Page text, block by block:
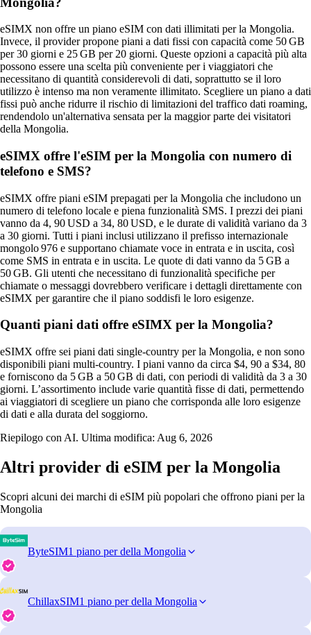
eSIMX non offre un piano eSIM con dati illimitati per la Mongolia.
Invece, il provider propone piani a dati fissi con capacità come 50 GB
per 30 giorni e 25 GB per 20 giorni. Queste opzioni a capacità più alta
possono essere una scelta più conveniente per i viaggiatori che
necessitano di quantità considerevoli di dati, soprattutto se il loro
utilizzo è intenso ma non veramente illimitato. Scegliere un piano a dati
fissi può anche ridurre il rischio di limitazioni del traffico dati roaming,
rendendolo un'alternativa sensata per la maggior parte dei visitatori
della Mongolia.
eSIMX offre l'eSIM per la Mongolia con numero di
telefono e SMS?
eSIMX offre piani eSIM prepagati per la Mongolia che includono un
numero di telefono locale e piena funzionalità SMS. I prezzi dei piani
vanno da 4, 90 USD a 34, 80 USD, e le durate di validità variano da 3
a 30 giorni. Tutti i piani inclusi utilizzano il prefisso internazionale
mongolo 976 e supportano chiamate voce in entrata e in uscita, così
come SMS in entrata e in uscita. Le quote di dati vanno da 5 GB a
50 GB. Gli utenti che necessitano di funzionalità specifiche per
chiamate o messaggi dovrebbero verificare i dettagli direttamente con
eSIMX per garantire che il piano soddisfi le loro esigenze.
Quanti piani dati offre eSIMX per la Mongolia?
eSIMX offre sei piani dati single‑country per la Mongolia, e non sono
disponibili piani multi‑country. I piani vanno da circa $4, 90 a $34, 80
e forniscono da 5 GB a 50 GB di dati, con periodi di validità da 3 a 30
giorni. L’assortimento include varie quantità fisse di dati, permettendo
ai viaggiatori di scegliere un piano che corrisponda alle loro esigenze
di dati e alla durata del soggiorno.
Riepilogo con AI. Ultima modifica: Aug 6, 2026
Altri provider di eSIM per la Mongolia
Scopri alcuni dei marchi di eSIM più popolari che offrono piani per la
Mongolia
ByteSIM1 piano per della Mongolia
ChillaxSIM1 piano per della Mongolia